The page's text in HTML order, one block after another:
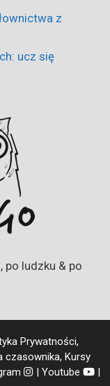
z
ucz się
po ludzku & po
Prywatności,
czasownika, Kursy
|Youtube
|